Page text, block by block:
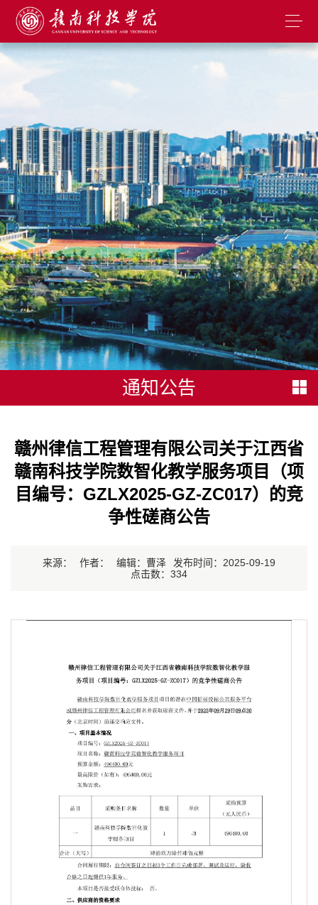
通知公告
赣州律信工程管理有限公司关于江西省
赣南科技学院数智化教学服务项目（项
目编号：GZLX2025-GZ-ZC017）的竞
争性磋商公告
来源： 作者： 编辑：曹泽
发布时间：2025-09-19
点击数： 334